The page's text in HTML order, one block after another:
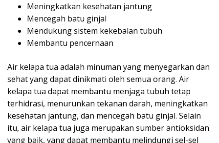
Meningkatkan kesehatan jantung
Mencegah batu ginjal
Mendukung sistem kekebalan tubuh
Membantu pencernaan
Air kelapa tua adalah minuman yang menyegarkan dan
sehat yang dapat dinikmati oleh semua orang. Air
kelapa tua dapat membantu menjaga tubuh tetap
terhidrasi, menurunkan tekanan darah, meningkatkan
kesehatan jantung, dan mencegah batu ginjal. Selain
itu, air kelapa tua juga merupakan sumber antioksidan
yang baik, yang dapat membantu melindungi sel-sel